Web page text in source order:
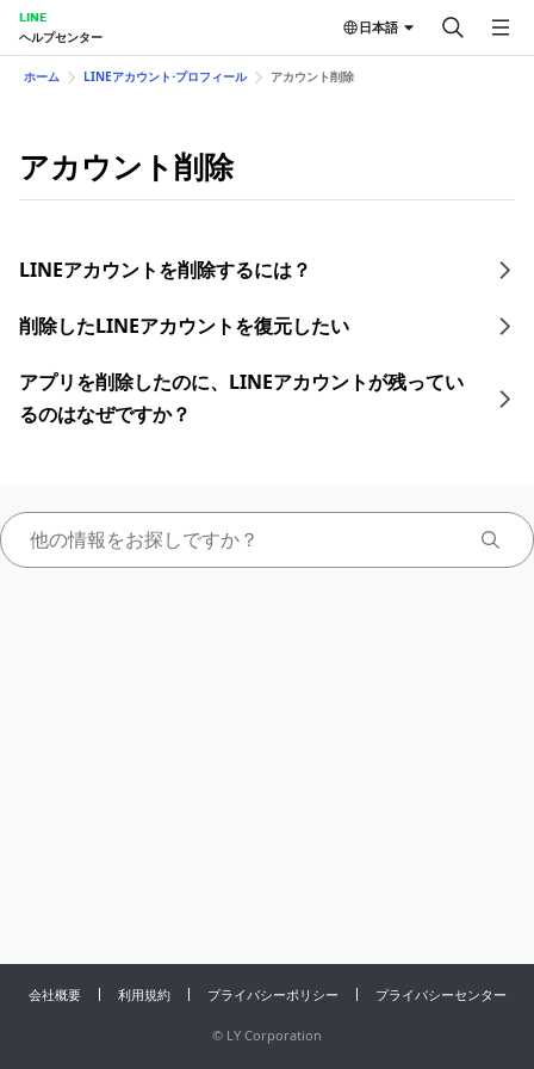
LINE
ヘルプセンター
日本語
ホーム LINEアカウント⋅プロフィール アカウント削除
アカウント削除
LINEアカウントを削除するには？
削除したLINEアカウントを復元したい
アプリを削除したのに、LINEアカウントが残ってい
るのはなぜですか？
会社概要 利用規約 プライバシーポリシー プライバシーセンター
© LY Corporation